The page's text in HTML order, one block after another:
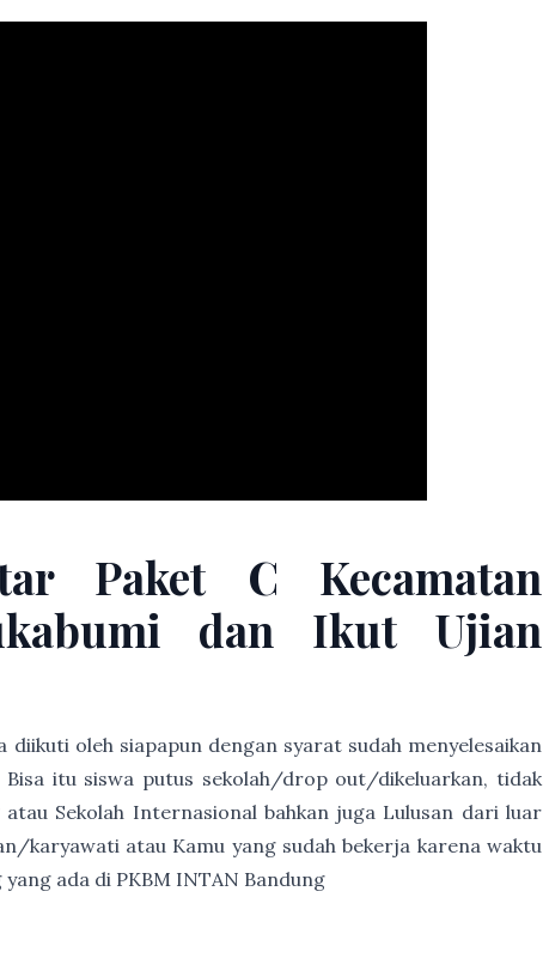
Paket C Kecamatan
dan Ikut Ujian
diikuti oleh siapapun dengan syarat sudah menyelesaikan
itu siswa putus sekolah/drop out/dikeluarkan, tidak
Sekolah Internasional bahkan juga Lulusan dari luar
karyawati atau Kamu yang sudah bekerja karena waktu
ada di PKBM INTAN Bandung